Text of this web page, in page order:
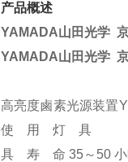
产品概述
YAMADA山田光学
YAMADA山田光学
高亮度鹵素光源装
使 用 灯 具 附帯
具 寿 命 35～50 小